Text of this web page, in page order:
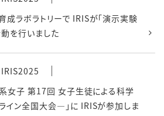
成ラボラトリーで IRISが「演示実験
を行いました
IRIS2025
系女子 第17回 女子生徒による科学
ン全国大会―」に IRISが参加しま